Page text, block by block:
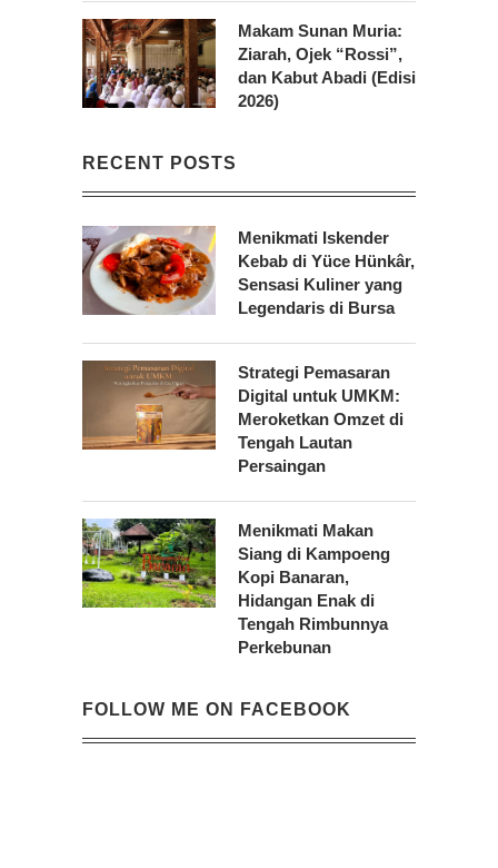
Makam Sunan Muria:
Ziarah, Ojek “Rossi”,
dan Kabut Abadi (Edisi
2026)
RECENT POSTS
Menikmati Iskender
Kebab di Yüce Hünkâr,
Sensasi Kuliner yang
Legendaris di Bursa
Strategi Pemasaran
Digital untuk UMKM:
Meroketkan Omzet di
Tengah Lautan
Persaingan
Menikmati Makan
Siang di Kampoeng
Kopi Banaran,
Hidangan Enak di
Tengah Rimbunnya
Perkebunan
FOLLOW ME ON FACEBOOK